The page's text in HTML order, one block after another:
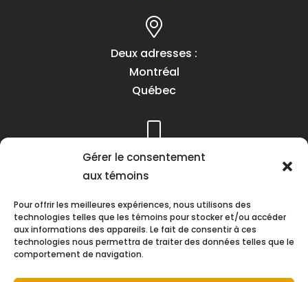
Gérer le consentement
aux témoins
Pour offrir les meilleures expériences, nous utilisons des
technologies telles que les témoins pour stocker et/ou accéder
aux informations des appareils. Le fait de consentir à ces
technologies nous permettra de traiter des données telles que le
comportement de navigation.
Deux adresses :
Montréal
Québec
Téléphone :
(418) 622-1001
Heures d’ouverture :